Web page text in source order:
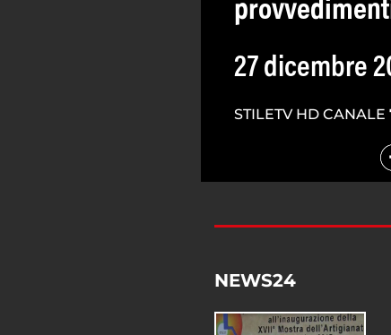
27 dicembre
STILETV HD CANALE
NEWS24